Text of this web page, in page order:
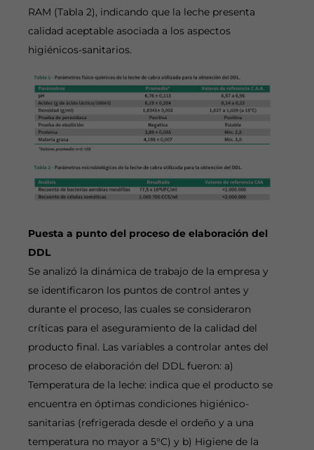
RAM (Tabla 2), indicando que la leche presenta
calidad aceptable asociada a los aspectos
higiénicos-sanitarios.
Puesta a punto del proceso de elaboración del
DDL
Se analizó la dinámica de trabajo de la empresa y
se identificaron los puntos de control antes y
durante el proceso, las cuales se consideraron
críticas para el aseguramiento de la calidad del
producto final. Las variables a controlar antes del
proceso de elaboración del DDL fueron: a)
Temperatura de la leche: indica que el producto se
encuentra en óptimas condiciones higiénico-
sanitarias (refrigerada desde el ordeño y a una
temperatura no mayor a 5°C) y b) Higiene de la